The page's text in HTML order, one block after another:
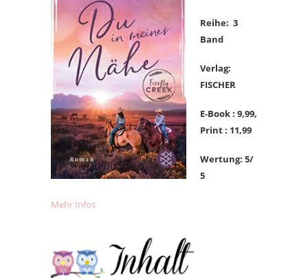
Reihe: 3
Band
Verlag:
FISCHER
E-Book : 9,99,
Print : 11,99
Wertung: 5/
5
Mehr Infos